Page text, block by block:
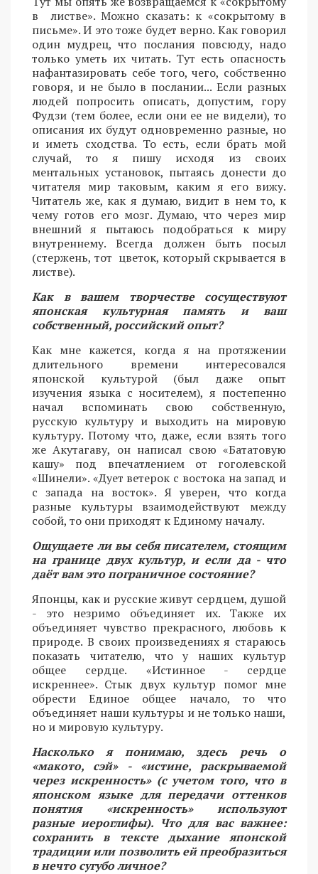
в листве». Можно сказать: к «сокрытому в
письме». И это тоже будет верно. Как говорил
один мудрец, что послания повсюду, надо
только уметь их читать. Тут есть опасность
нафантазировать себе того, чего, собственно
говоря, и не было в послании... Если разных
людей попросить описать, допустим, гору
Фудзи (тем более, если они ее не видели), то
описания их будут одновременно разные, но
и иметь сходства. То есть, если брать мой
случай, то я пишу исходя из своих
ментальных установок, пытаясь донести до
читателя мир таковым, каким я его вижу.
Читатель же, как я думаю, видит в нем то, к
чему готов его мозг. Думаю, что через мир
внешний я пытаюсь подобраться к миру
внутреннему. Всегда должен быть посыл
(стержень, тот цветок, который скрывается в
листве).
Как в вашем творчестве сосуществуют
японская культурная память и ваш
собственный, российский опыт?
Как мне кажется, когда я на протяжении
длительного времени интересовался
японской культурой (был даже опыт
изучения языка с носителем), я постепенно
начал вспоминать свою собственную,
русскую культуру и выходить на мировую
культуру. Потому что, даже, если взять того
же Акутагаву, он написал свою «Бататовую
кашу» под впечатлением от гоголевской
«Шинели». «Дует ветерок с востока на запад и
с запада на восток». Я уверен, что когда
разные культуры взаимодействуют между
собой, то они приходят к Единому началу.
Ощущаете ли вы себя писателем, стоящим
на границе двух культур, и если да - что
даёт вам это пограничное состояние?
Японцы, как и русские живут сердцем, душой
- это незримо объединяет их. Также их
объединяет чувство прекрасного, любовь к
природе. В своих произведениях я стараюсь
показать читателю, что у наших культур
общее сердце. «Истинное - сердце
искреннее». Стык двух культур помог мне
обрести Единое общее начало, то что
объединяет наши культуры и не только наши,
но и мировую культуру.
Насколько я понимаю, здесь речь о
«макото, сэй» - «истине, раскрываемой
через искренность» (с учетом того, что в
японском языке для передачи оттенков
понятия «искренность» используют
разные иероглифы). Что для вас важнее:
сохранить в тексте дыхание японской
традиции или позволить ей преобразиться
в нечто сугубо личное?